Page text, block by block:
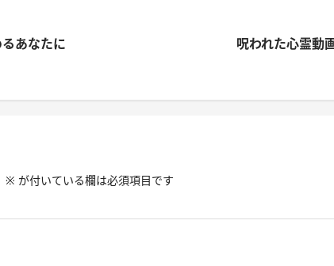
あなたに
呪われた心霊動
※ が付いている欄は必須項目です